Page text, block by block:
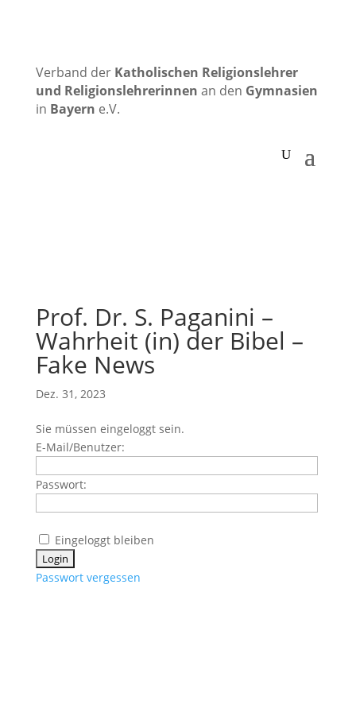
Verband der Katholischen Religionslehrer
und Religionslehrerinnen an den Gymnasien
in Bayern e.V.
Prof. Dr. S. Paganini –
Wahrheit (in) der Bibel –
Fake News
Dez. 31, 2023
Sie müssen eingeloggt sein.
E-Mail/Benutzer:
Passwort:
Eingeloggt bleiben
Passwort vergessen